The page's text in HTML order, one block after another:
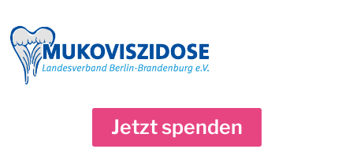
Inhalt
springen
Jetzt spenden